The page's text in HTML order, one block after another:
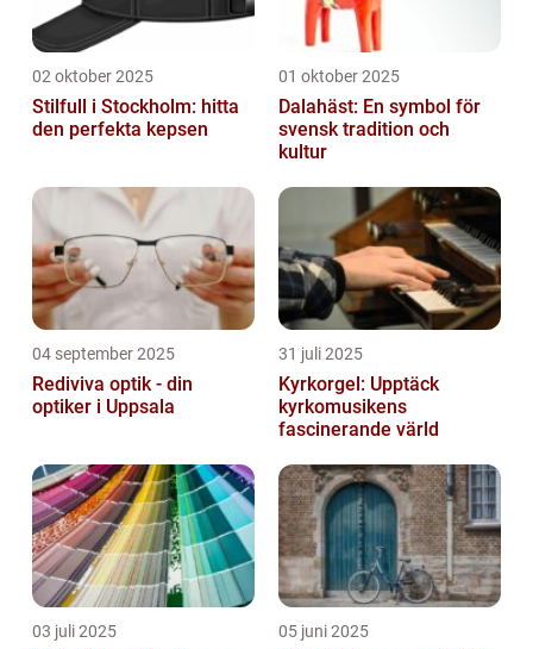
02 oktober 2025
Stilfull i Stockholm: hitta
den perfekta kepsen
01 oktober 2025
Dalahäst: En symbol för
svensk tradition och
kultur
04 september 2025
Rediviva optik - din
optiker i Uppsala
31 juli 2025
Kyrkorgel: Upptäck
kyrkomusikens
fascinerande värld
03 juli 2025 05 juni 2025